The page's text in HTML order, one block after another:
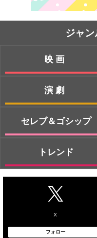
ジャ
映画
演劇
セレブ＆ゴシップ
トレンド
X
フォロー